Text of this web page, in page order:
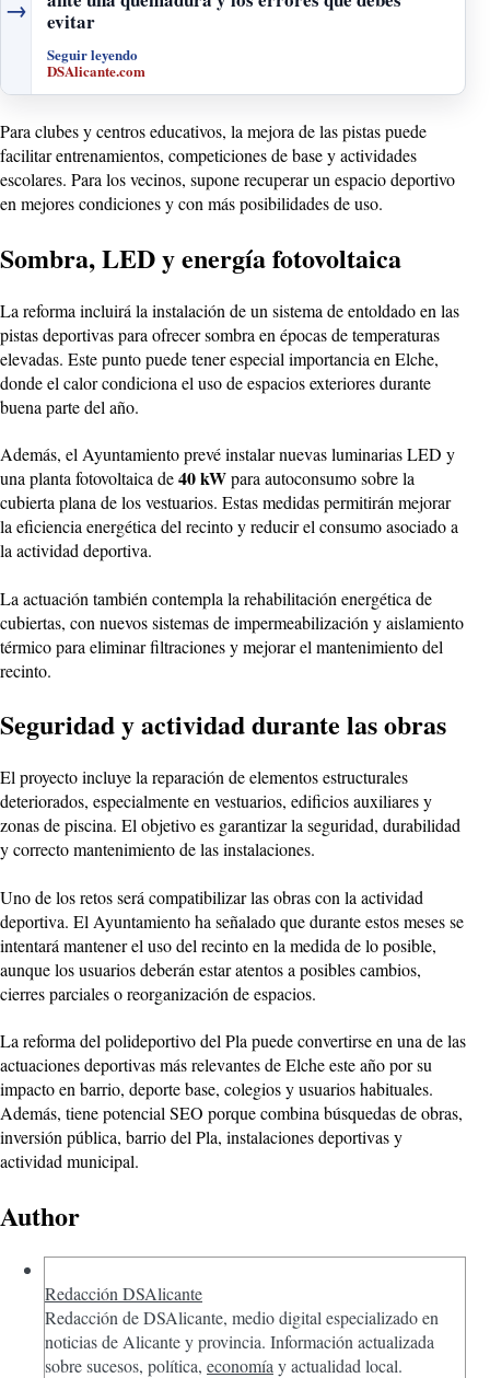
→
evitar
Seguir leyendo
DSAlicante.com
Para clubes y centros educativos, la mejora de las pistas puede
facilitar entrenamientos, competiciones de base y actividades
escolares. Para los vecinos, supone recuperar un espacio deportivo
en mejores condiciones y con más posibilidades de uso.
Sombra, LED y energía fotovoltaica
La reforma incluirá la instalación de un sistema de entoldado en las
pistas deportivas para ofrecer sombra en épocas de temperaturas
elevadas. Este punto puede tener especial importancia en Elche,
donde el calor condiciona el uso de espacios exteriores durante
buena parte del año.
Además, el Ayuntamiento prevé instalar nuevas luminarias LED y
una planta fotovoltaica de40 kWpara autoconsumo sobre la
cubierta plana de los vestuarios. Estas medidas permitirán mejorar
la eficiencia energética del recinto y reducir el consumo asociado a
la actividad deportiva.
La actuación también contempla la rehabilitación energética de
cubiertas, con nuevos sistemas de impermeabilización y aislamiento
térmico para eliminar filtraciones y mejorar el mantenimiento del
recinto.
Seguridad y actividad durante las obras
El proyecto incluye la reparación de elementos estructurales
deteriorados, especialmente en vestuarios, edificios auxiliares y
zonas de piscina. El objetivo es garantizar la seguridad, durabilidad
y correcto mantenimiento de las instalaciones.
Uno de los retos será compatibilizar las obras con la actividad
deportiva. El Ayuntamiento ha señalado que durante estos meses se
intentará mantener el uso del recinto en la medida de lo posible,
aunque los usuarios deberán estar atentos a posibles cambios,
cierres parciales o reorganización de espacios.
La reforma del polideportivo del Pla puede convertirse en una de las
actuaciones deportivas más relevantes de Elche este año por su
impacto en barrio, deporte base, colegios y usuarios habituales.
Además, tiene potencial SEO porque combina búsquedas de obras,
inversión pública, barrio del Pla, instalaciones deportivas y
actividad municipal.
Author
Redacción DSAlicante
Redacción de DSAlicante, medio digital especializado en
noticias de Alicante y provincia. Información actualizada
sobre sucesos, política, economía y actualidad local.